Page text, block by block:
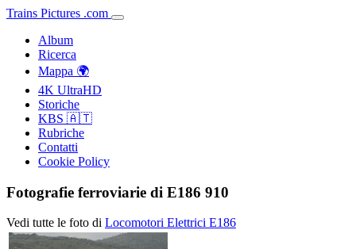
Trains Pictures .com
Album
Ricerca
Mappa 🌍
4K UltraHD
Storiche
KBS 🇦🇹
Rubriche
Contatti
Cookie Policy
Fotografie ferroviarie di E186 910
Vedi tutte le foto di Locomotori Elettrici E186